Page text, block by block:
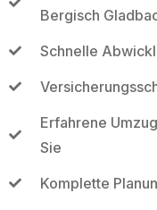
Bergisch
Schnelle
Erfahrene
Sie
Komplette